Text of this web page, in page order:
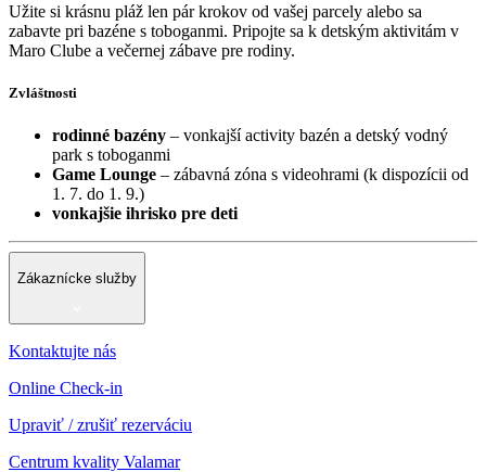
Užite si krásnu pláž len pár krokov od vašej parcely alebo sa
zabavte pri bazéne s toboganmi. Pripojte sa k detským aktivitám v
Maro Clube a večernej zábave pre rodiny.
Zvláštnosti
rodinné bazény – vonkajší activity bazén a detský vodný
park s toboganmi
Game Lounge – zábavná zóna s videohrami (k dispozícii od
1. 7. do 1. 9.)
vonkajšie ihrisko pre deti
Zákaznícke služby
Kontaktujte nás
Online Check-in
Upraviť / zrušiť rezerváciu
Centrum kvality Valamar